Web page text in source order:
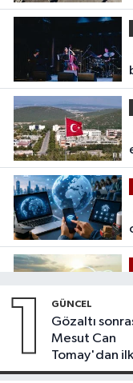
1 GÜNCEL
Gözaltı
Mesut Can
Tomay'dan ilk
açıklama